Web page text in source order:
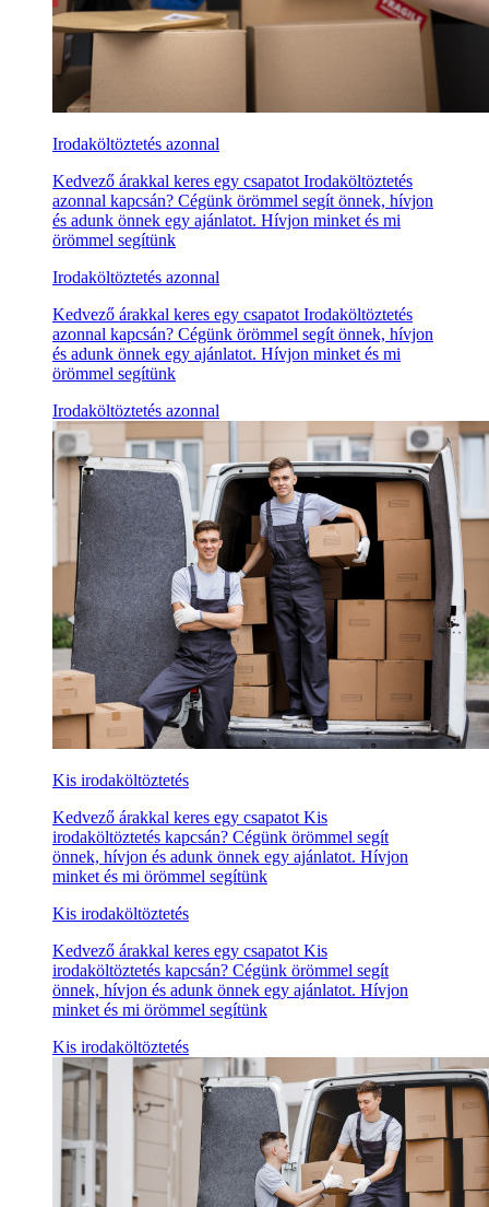
Irodaköltöztetés azonnal
Kedvező árakkal keres egy csapatot Irodaköltöztetés
azonnal kapcsán? Cégünk örömmel segít önnek, hívjon
és adunk önnek egy ajánlatot. Hívjon minket és mi
örömmel segítünk
Irodaköltöztetés azonnal
Kedvező árakkal keres egy csapatot Irodaköltöztetés
azonnal kapcsán? Cégünk örömmel segít önnek, hívjon
és adunk önnek egy ajánlatot. Hívjon minket és mi
örömmel segítünk
Irodaköltöztetés azonnal
Kis irodaköltöztetés
Kedvező árakkal keres egy csapatot Kis
irodaköltöztetés kapcsán? Cégünk örömmel segít
önnek, hívjon és adunk önnek egy ajánlatot. Hívjon
minket és mi örömmel segítünk
Kis irodaköltöztetés
Kedvező árakkal keres egy csapatot Kis
irodaköltöztetés kapcsán? Cégünk örömmel segít
önnek, hívjon és adunk önnek egy ajánlatot. Hívjon
minket és mi örömmel segítünk
Kis irodaköltöztetés